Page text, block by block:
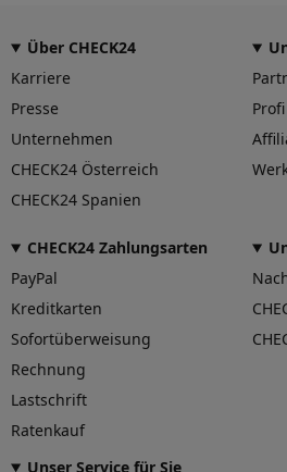
Freigabe
Gutachten Link
-
Fahrzeug wählen und Felgengutachten
Dimension
Größe (in Zoll)
Einpresstiefe (in mm)
Lochkreis (Anzahl der Löcher)
Lochkreis-Durchmesser (in mm)
Über CHECK24
Karriere
Presse
Unternehmen
CHECK24 Österreich
CHECK24 Spanien
CHECK24 Zahlungsarten
PayPal
Kreditkarten
Sofortüberweisung
Rechnung
Lastschrift
Ratenkauf
Unser Service für Sie